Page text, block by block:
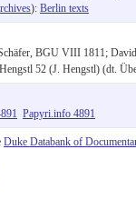
): Berlin texts
BGU VIII 1811;
52 (J. Hengstl) (dt.
Papyri.info 4891
Duke Databank of